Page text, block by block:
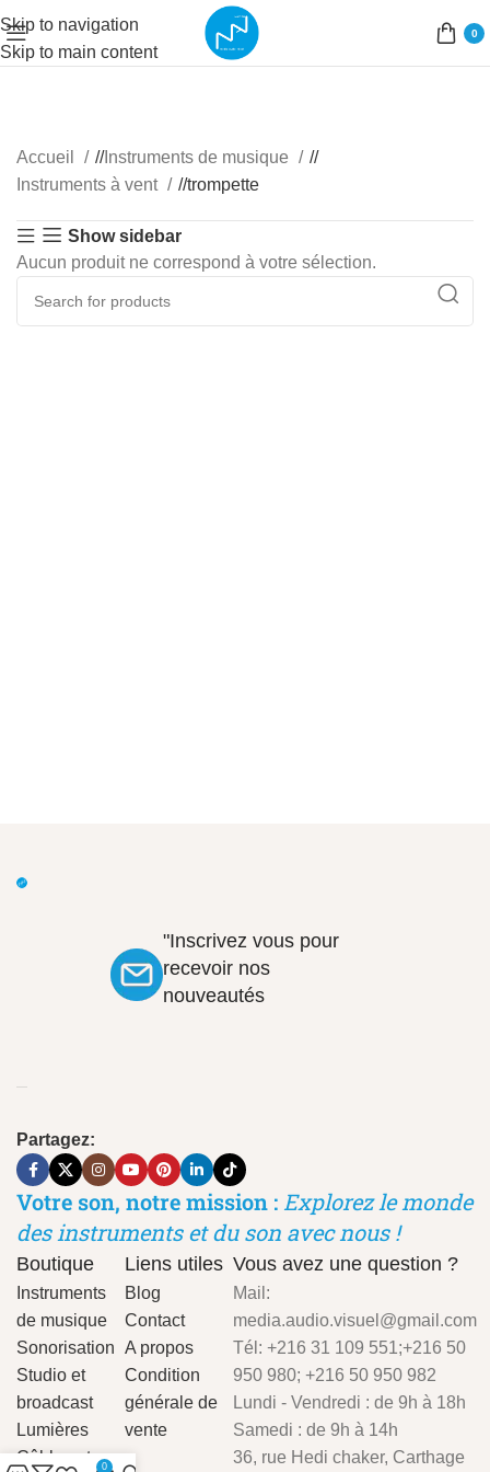
Skip to navigation
Skip to main content
0
Accueil / Instruments de musique
/
Instruments à vent
/ trompette
Show sidebar
Aucun produit ne correspond à votre sélection.
"Inscrivez vous pour
recevoir nos
nouveautés
Partagez:
Votre son, notre mission : Explorez le monde
des instruments et du son avec nous !
Boutique
Instruments
de musique
Sonorisation
Studio et
broadcast
Lumières
Câbles et
Liens utiles
Blog
Contact
A propos
Condition
générale de
vente
Vous avez une question ?
Mail:
media.audio.visuel@gmail.com
Tél: +216 31 109 551;+216 50
950 980; +216 50 950 982
Lundi - Vendredi : de 9h à 18h
Samedi : de 9h à 14h
36, rue Hedi chaker, Carthage
0